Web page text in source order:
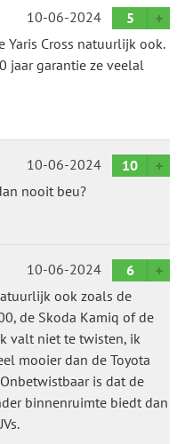
10-06-2024
5
Yaris Cross natuurlijk ook.
jaar garantie ze veelal
10-06-2024
10
nooit beu?
10-06-2024
6
ook zoals de
de Skoda Kamiq of de
valt niet te twisten, ik
mooier dan de Toyota
is dat de
binnenruimte biedt dan